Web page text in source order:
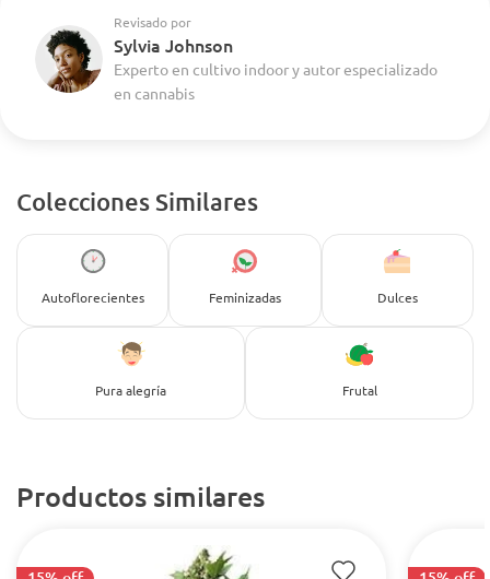
Revisado por
Sylvia Johnson
Experto en cultivo indoor y autor especializado
en cannabis
Colecciones Similares
Autoflorecientes Feminizadas Dulces
Pura alegría Frutal
Productos similares